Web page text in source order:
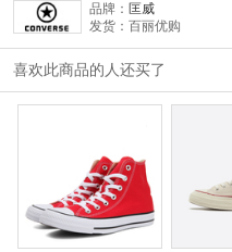
品牌： 匡威
发货：百丽优购
喜欢此商品的人还买了